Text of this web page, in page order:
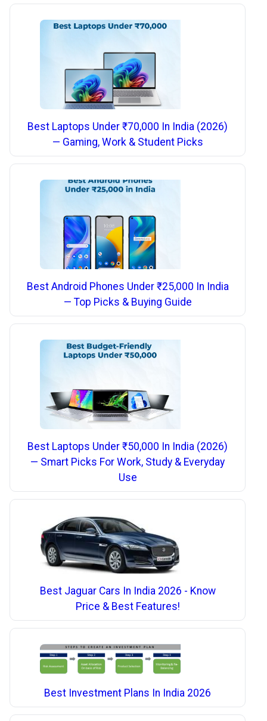
Best Laptops Under ₹70,000 In India (2026)
— Gaming, Work & Student Picks
Best Android Phones Under ₹25,000 In India
— Top Picks & Buying Guide
Best Laptops Under ₹50,000 In India (2026)
— Smart Picks For Work, Study & Everyday
Use
Best Jaguar Cars In India 2026 - Know
Price & Best Features!
Best Investment Plans In India 2026